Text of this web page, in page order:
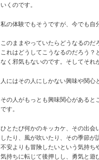
いくのです。
私の体験でもそうですが、今でも自
このままやっていたらどうなるのだ
これはどうしてこうなるのだろう？
なく邪気もないのです。そしてそれ
人にはその人にしかない興味や関心
その人がもっとも興味関心がある
です。
ひとたび何かのキッカケ、その出会
したり、風が吹いたり、その季節
不安よりも冒険したいという気持ち
気持ちに転じて後押しし、勇気と遊